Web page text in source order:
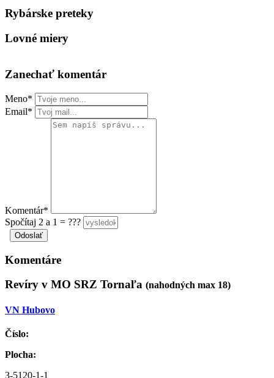
Rybárske preteky
Lovné miery
Zanechať komentár
Meno*
Email*
Komentár*
Spočítaj 2 a 1 = ???
Komentáre
Revíry v MO SRZ Tornaľa (nahodných max 18)
VN Hubovo
Číslo:
Plocha:
3-5120-1-1